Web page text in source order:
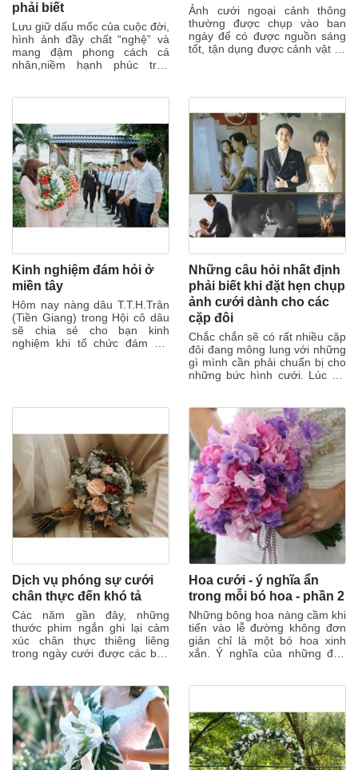
phải biết
Lưu giữ dấu mốc của cuộc đời,
hình ảnh đầy chất “nghệ” và
mang đậm phong cách cá
nhân,niềm hạnh phúc tràn
Ảnh cưới ngoại cảnh thông
thường được chụp vào ban
ngày để có được nguồn sáng
tốt, tận dụng được cảnh vật tại
Kinh nghiệm đám hỏi ở
miền tây
Hôm nay nàng dâu T.T.H.Trân
(Tiền Giang) trong Hội cô dâu
sẽ chia sẻ cho bạn kinh
nghiệm khi tổ chức đám hỏi
Những câu hỏi nhất định
phải biết khi đặt hẹn chụp
ảnh cưới dành cho các
cặp đôi
Chắc chắn sẽ có rất nhiều cặp
đôi đang mông lung với những
gì mình cần phải chuẩn bị cho
những bức hình cưới. Lúc ấy,
Dịch vụ phóng sự cưới
chân thực đến khó tả
Các năm gần đây, những
thước phim ngắn ghi lại cảm
xúc chân thực thiêng liêng
trong ngày cưới được các bạn
Hoa cưới - ý nghĩa ẩn
trong mỗi bó hoa - phần 2
Những bông hoa nàng cầm khi
tiến vào lễ đường không đơn
giản chỉ là một bó hoa xinh
xắn. Ý nghĩa của những đóa